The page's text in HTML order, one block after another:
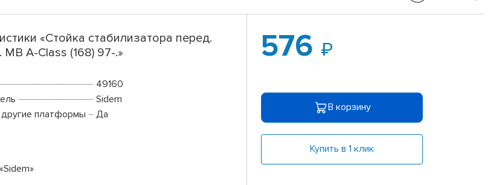
«Стойка стабилизатора перед.
MB A-Class (168) 97-.»
49160
Sidem
платформы
Да
576
В корзину
Купить в 1 клик